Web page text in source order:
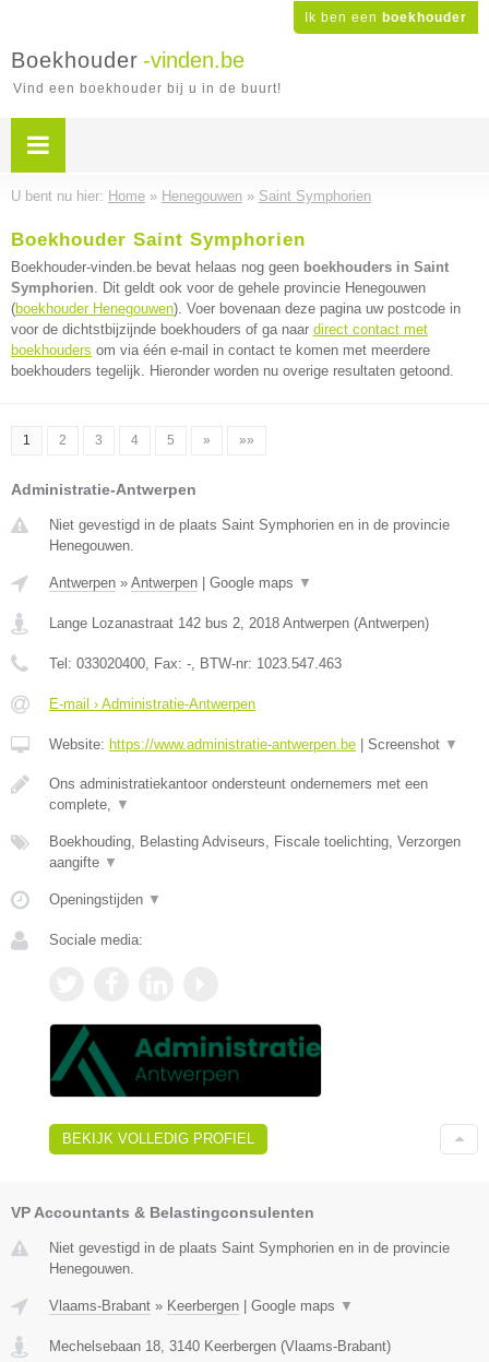
Ik ben een boekhouder
Boekhouder -vinden.be
Vind een boekhouder bij u in de buurt!
U bent nu hier: Home » Henegouwen » Saint Symphorien
Boekhouder Saint Symphorien
Boekhouder-vinden.be bevat helaas nog geen boekhouders in Saint
Symphorien. Dit geldt ook voor de gehele provincie Henegouwen
(boekhouder Henegouwen). Voer bovenaan deze pagina uw postcode in
voor de dichtstbijzijnde boekhouders of ga naar direct contact met
boekhouders om via één e-mail in contact te komen met meerdere
boekhouders tegelijk. Hieronder worden nu overige resultaten getoond.
1 2 3 4 5 » »»
Administratie-Antwerpen
Niet gevestigd in de plaats Saint Symphorien en in de provincie
Henegouwen.
Antwerpen » Antwerpen Google maps ▼
Lange Lozanastraat 142 bus 2, 2018 Antwerpen (Antwerpen)
Tel: 033020400, Fax: -, BTW-nr: 1023.547.463
E-mail › Administratie-Antwerpen
Website: https://www.administratie-antwerpen.be Screenshot ▼
Ons administratiekantoor ondersteunt ondernemers met een
complete, ▼
Boekhouding, Belasting Adviseurs, Fiscale toelichting, Verzorgen
aangifte ▼
Openingstijden ▼
Sociale media:
BEKIJK VOLLEDIG PROFIEL
VP Accountants & Belastingconsulenten
Niet gevestigd in de plaats Saint Symphorien en in de provincie
Henegouwen.
Vlaams-Brabant » Keerbergen Google maps ▼
Mechelsebaan 18, 3140 Keerbergen (Vlaams-Brabant)